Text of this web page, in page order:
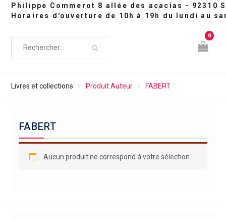
0
Livres et collections Produit Auteur FABERT
FABERT
Aucun produit ne correspond à votre sélection.